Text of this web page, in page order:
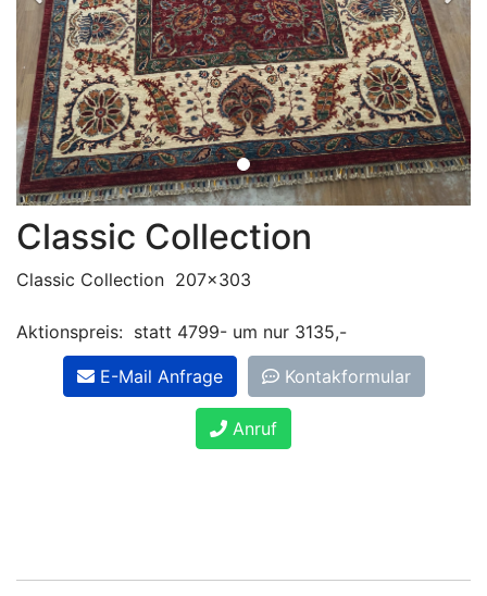
Classic Collection
Classic Collection 207x303
Aktionspreis: statt 4799- um nur 3135,-
E-Mail Anfrage Kontakformular
Anruf